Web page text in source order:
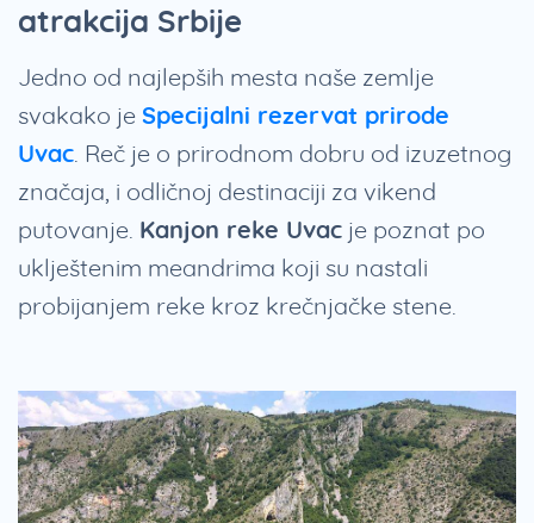
atrakcija Srbije
Jedno od najlepših mesta naše zemlje
svakako je Specijalni rezervat prirode
Uvac . Reč je o prirodnom dobru od izuzetnog
značaja, i odličnoj destinaciji za vikend
putovanje. Kanjon reke Uvac je poznat po
uklještenim meandrima koji su nastali
probijanjem reke kroz krečnjačke stene.